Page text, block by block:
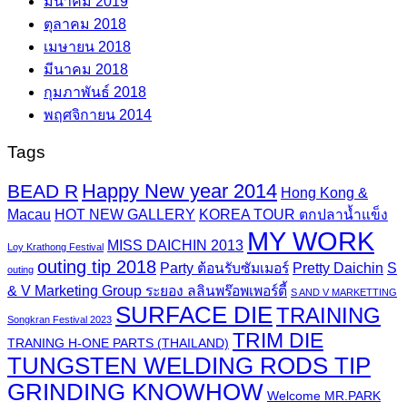
ตุลาคม 2018
เมษายน 2018
มีนาคม 2018
กุมภาพันธ์ 2018
พฤศจิกายน 2014
Tags
BEAD R Happy New year 2014 Hong Kong &
Macau HOT NEW GALLERY KOREA TOUR ตกปลาน้ำแข็ง
Loy Krathong Festival MISS DAICHIN 2013 MY WORK
outing outing tip 2018 Party ต้อนรับซัมเมอร์ Pretty Daichin S
& V Marketing Group ระยอง ลลินพร๊อพเพอร์ตี้ S AND V MARKETTING
Songkran Festival 2023 SURFACE DIETRAINING
TRANING H-ONE PARTS (THAILAND) TRIM DIE
TUNGSTEN WELDING RODS TIP
GRINDING KNOWHOW Welcome MR.PARK